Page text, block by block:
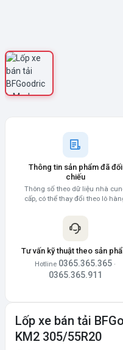
Thông tin sản phẩm đã đối
chiếu
Thông số theo dữ liệu nhà
cấp, có thể thay đổi theo lô
Tư vấn kỹ thuật theo sản
Hotline 0365.365.365 ·
0365.365.911
Lốp xe bán tải
KM2 305/55R20